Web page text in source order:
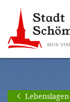
Hauptnavigation
springen
[Alt]+
Seiteninhalt
springen
[Alt]+
Lebenslagen